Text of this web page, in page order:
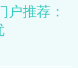
推荐：